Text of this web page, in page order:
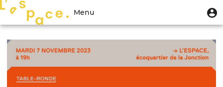
contenu
Menu
du
compte
l'utilisateur
Menu
Toggle